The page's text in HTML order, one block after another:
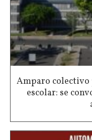
Amparo
escolar: se